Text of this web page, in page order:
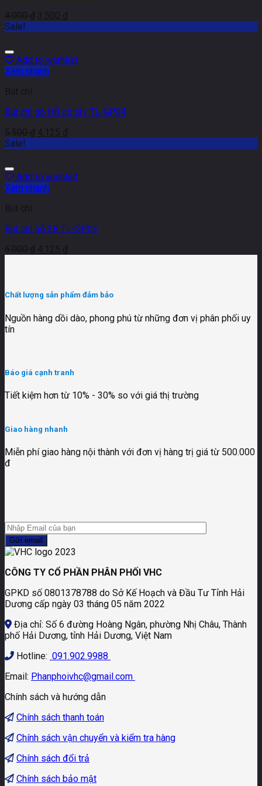
4.000₫ 3.500 ₫
Sale!
Add to wishlist
Xem nhanh
Bút chì
Bút chì gỗ HB có tẩy TL-GP04
5.500₫ 4.125 ₫
Sale!
Add to wishlist
Xem nhanh
Bút chì
Bút chì gỗ 2B TL-GP03
5.000₫ 4.125 ₫
Chất lượng sản phẩm đảm bảo
Nguồn hàng dồi dào, phong phú từ những đơn vị phân phối uy
tín
Báo giá cạnh tranh
Tiết kiệm hơn từ 10% - 30% so với giá thị trường
Giao hàng nhanh
Miễn phí giao hàng nội thành với đơn vị hàng trị giá từ 500.000
đ
CÔNG TY CỔ PHẦN PHÂN PHỐI VHC
GPKD số 0801378788 do Sở Kế Hoạch và Đầu Tư Tỉnh Hải
Dương cấp ngày 03 tháng 05 năm 2022
Địa chỉ: Số 6 đường Hoàng Ngân, phường Nhị Châu, Thành
phố Hải Dương, tỉnh Hải Dương, Việt Nam
Hotline: 091.902.9988
Email: Phanphoivhc@gmail.com
Chính sách và hướng dẫn
Chính sách thanh toán
Chính sách vận chuyển và kiểm tra hàng
Chính sách đổi trả
Chính sách bảo mật